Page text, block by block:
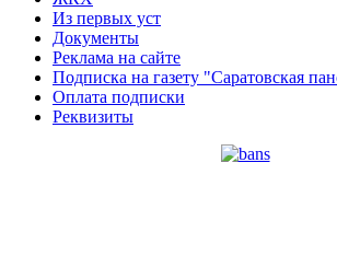
Из пеpвых уст
Документы
Реклама на сайте
Подписка на газету "Саратовская
Оплата подписки
Реквизиты